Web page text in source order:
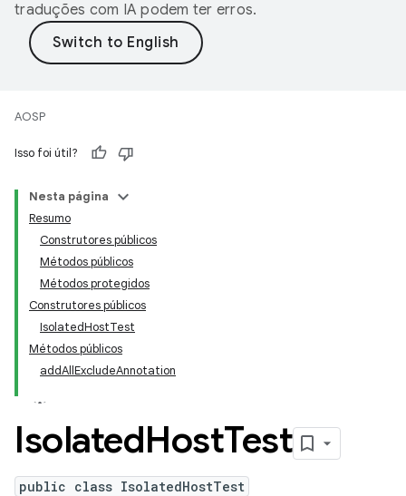
traduções com IA podem ter erros.
AOSP
Isso foi útil?
Nesta página
Resumo
Construtores públicos
Métodos públicos
Métodos protegidos
Construtores públicos
IsolatedHostTest
Métodos públicos
addAllExcludeAnnotation
IsolatedHostTest
public class IsolatedHostTest